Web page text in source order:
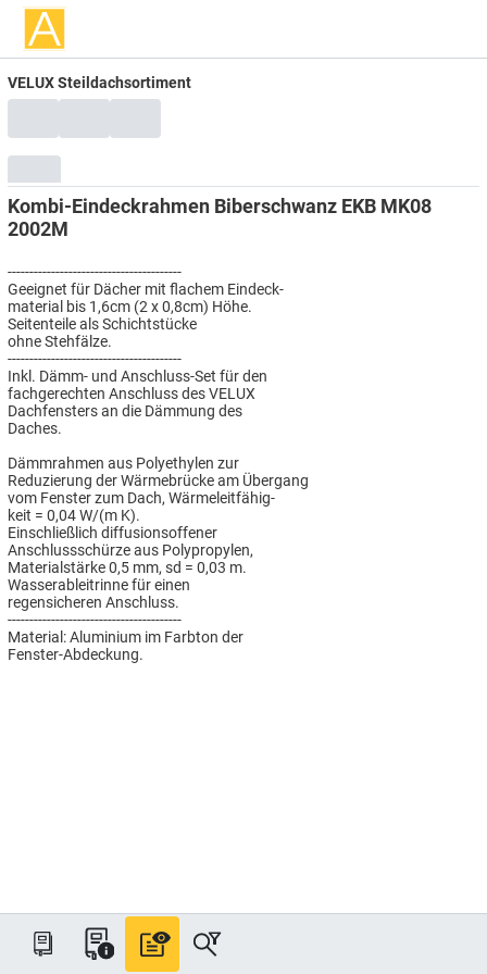
VELUX Steildachsortiment
Kombi-Eindeckrahmen Biberschwanz EKB MK08
2002M
----------------------------------------
Geeignet für Dächer mit flachem Eindeck-
material bis 1,6cm (2 x 0,8cm) Höhe.
Seitenteile als Schichtstücke
ohne Stehfälze.
----------------------------------------
Inkl. Dämm- und Anschluss-Set für den
fachgerechten Anschluss des VELUX
Dachfensters an die Dämmung des
Daches.
Dämmrahmen aus Polyethylen zur
Reduzierung der Wärmebrücke am Übergang
vom Fenster zum Dach, Wärmeleitfähig-
keit = 0,04 W/(m K).
Einschließlich diffusionsoffener
Anschlussschürze aus Polypropylen,
Materialstärke 0,5 mm, sd = 0,03 m.
Wasserableitrinne für einen
regensicheren Anschluss.
----------------------------------------
Material: Aluminium im Farbton der
Fenster-Abdeckung.